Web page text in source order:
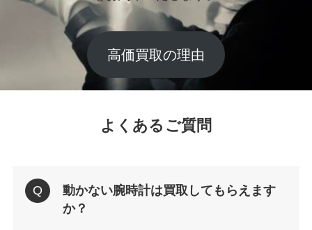
高価買取の理由
よくあるご質問
動かない腕時計は買取してもらえます
か？